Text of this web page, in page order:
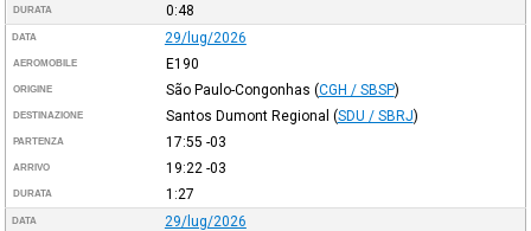
DURATA 0:48
DATA 29/lug/2026
AEROMOBILE E190
ORIGINE São Paulo-Congonhas (CGH / SBSP)
DESTINAZIONE Santos Dumont Regional (SDU / SBRJ)
PARTENZA 17:55 -03
ARRIVO 19:22 -03
DURATA 1:27
DATA 29/lug/2026